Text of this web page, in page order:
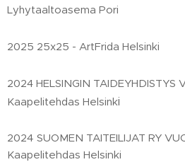
Lyhytaaltoasema Pori
2025 25x25 - ArtFrida Helsinki
2024 HELSINGIN TAIDEYHDISTYS
Kaapelitehdas Helsinki
2024 SUOMEN TAITEILIJAT RY
Kaapelitehdas Helsinki